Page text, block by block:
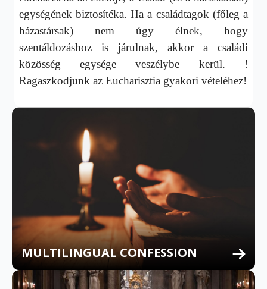
egységének biztosítéka. Ha a családtagok (főleg a
házastársak) nem úgy élnek, hogy
szentáldozáshoz is járulnak, akkor a családi
közösség egysége veszélybe kerül. !
Ragaszkodjunk az Eucharisztia gyakori vételéhez!
MULTILINGUAL CONFESSION